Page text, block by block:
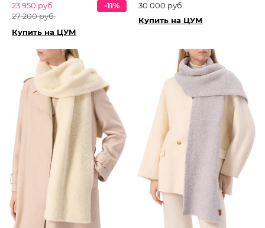
23 950 руб.
27 200 руб.
-11%
Купить на ЦУМ
30 000 руб.
Купить на ЦУМ